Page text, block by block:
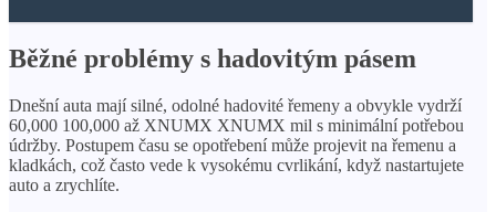
Běžné problémy s hadovitým pásem
Dnešní auta mají silné, odolné hadovité řemeny a obvykle vydrží
60,000 100,000 až XNUMX XNUMX mil s minimální potřebou
údržby. Postupem času se opotřebení může projevit na řemenu a
kladkách, což často vede k vysokému cvrlikání, když nastartujete
auto a zrychlíte.